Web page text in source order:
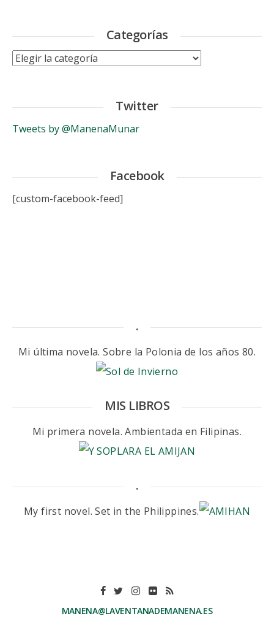
Categorías
Categorías
Twitter
Tweets by @ManenaMunar
Facebook
[custom-facebook-feed]
.
Mi última novela. Sobre la Polonia de los años 80.
MIS LIBROS
Mi primera novela. Ambientada en Filipinas.
.
My first novel. Set in the Philippines.
MANENA@LAVENTANADEMANENA.ES